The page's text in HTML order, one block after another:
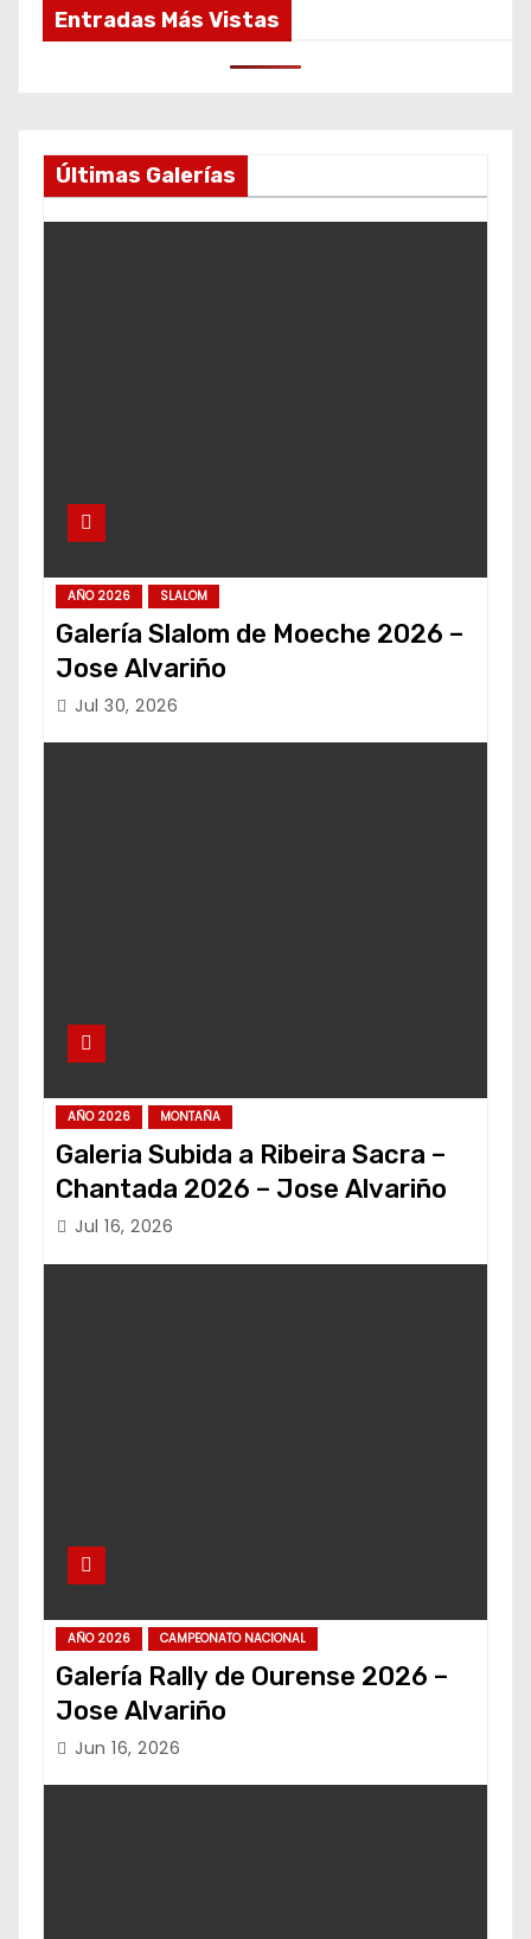
Entradas Más Vistas
Últimas Galerías
AÑO 2026 SLALOM
Galería Slalom de Moeche 2026 –
Jose Alvariño
Jul 30, 2026
AÑO 2026 MONTAÑA
Galeria Subida a Ribeira Sacra –
Chantada 2026 – Jose Alvariño
Jul 16, 2026
AÑO 2026 CAMPEONATO NACIONAL
Galería Rally de Ourense 2026 –
Jose Alvariño
Jun 16, 2026